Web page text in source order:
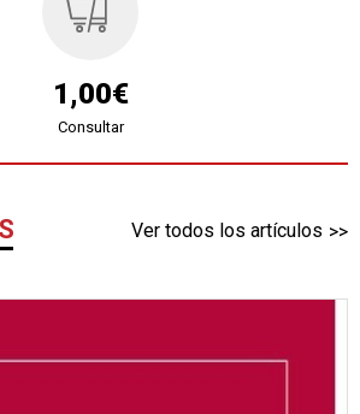
1,00€
Consultar
Ver todos los artículos